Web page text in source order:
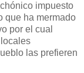
impuesto
que ha mermado
por el cual
las prefieren